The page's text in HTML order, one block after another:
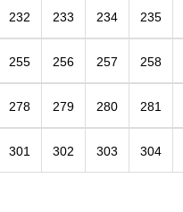
232 233 234 235
255 256 257 258
278 279 280 281
301 302 303 304